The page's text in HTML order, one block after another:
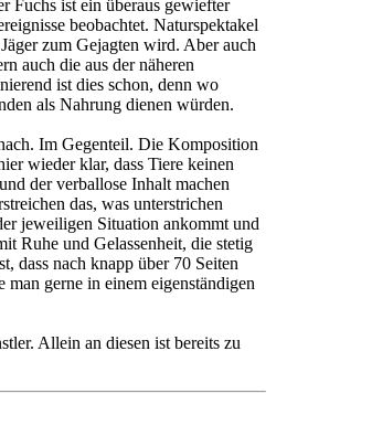
Fuchs ist ein überaus gewiefter
beobachtet. Naturspektakel
zum Gejagten wird. Aber auch
auch die aus der näheren
ist dies schon, denn wo
als Nahrung dienen würden.
Im Gegenteil. Die Komposition
wieder klar, dass Tiere keinen
der verballose Inhalt machen
das, was unterstrichen
jeweiligen Situation ankommt und
Ruhe und Gelassenheit, die stetig
dass nach knapp über 70 Seiten
gerne in einem eigenständigen
Allein an diesen ist bereits zu